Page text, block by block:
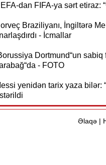
dan FIFA-ya sərt etiraz:
Braziliyanı, İngiltərə
- İcmallar
Dortmund“un sabiq
- FOTO
yenidən tarix yaza bilər:
Əlaqə|